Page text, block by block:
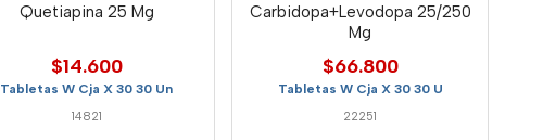
Quetiapina 25 Mg
$14.600
Tabletas W Cja X 30 30 Un
14821
Carbidopa+Levodopa 25/250
Mg
$66.800
Tabletas W Cja X 30 30 U
22251